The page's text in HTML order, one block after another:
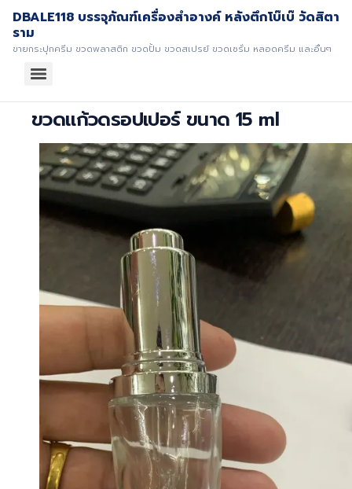
DBALE118 บรรจุภัณฑ์เครื่องสำอางค์ หลังตึกโบ๊เบ๊ วัดสิตา
ราม
ขายกระปุกครีม ขวดพลาสติก ขวดปั้ม ขวดสเปรย์ ขวดเซรั่ม หลอดครีม และอื่นๆ
ขวดแก้วดรอปเปอร์ ขนาด 15 ml